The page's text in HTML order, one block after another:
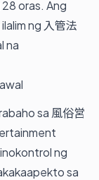
oras. Ang
ng 入管法
na
sa 風俗営
ng
sa